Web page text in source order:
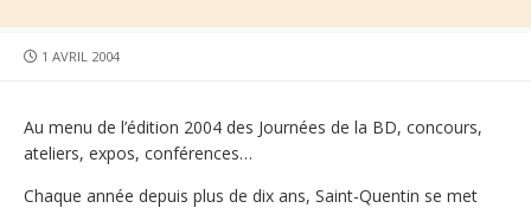
PUBLISHED
1 AVRIL 2004
Au menu de l’édition 2004 des Journées de la BD, concours,
ateliers, expos, conférences…
Chaque année depuis plus de dix ans, Saint-Quentin se met